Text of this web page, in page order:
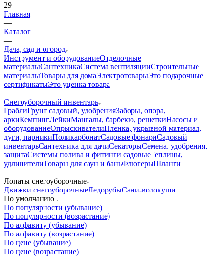
29
Главная
—
Каталог
—
Дача, сад и огород
Инструмент и оборудованиеОтделочные
материалыСантехникаСистема вентиляцииСтроительные
материалыТовары для домаЭлектротоварыЭто подарочные
сертификатыЭто уценка товара
—
Снегоуборочный инвентарь
ГраблиГрунт садовый, удобренияЗаборы, опора,
аркиКемпингЛейкиМангалы, барбекю, решеткиНасосы и
оборудованиеОпрыскивателиПленка, укрывной материал,
дуги, парникиПоликарбонатСадовые фонариСадовый
инвентарьСантехника для дачиСекаторыСемена, удобрения,
защитаСистемы полива и фитинги садовыеТеплицы,
удлинителиТовары для саун и баньФлюгерыШланги
—
Лопаты снегоуборочные
Движки снегоуборочныеЛедорубыСани-волокуши
По умолчанию
По популярности (убывание)
По популярности (возрастание)
По алфавиту (убывание)
По алфавиту (возрастание)
По цене (убывание)
По цене (возрастание)